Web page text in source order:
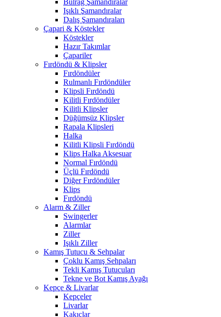
Bulrag Şamandıralar
Işıklı Şamandıralar
Dalış Şamandıraları
Çapari & Köstekler
Köstekler
Hazır Takımlar
Çapariler
Fırdöndü & Klipsler
Fırdöndüler
Rulmanlı Fırdöndüler
Klipsli Fırdöndü
Kilitli Fırdöndüler
Kilitli Klipsler
Düğümsüz Klipsler
Rapala Klipsleri
Halka
Kilitli Klipsli Fırdöndü
Klips Halka Aksesuar
Normal Fırdöndü
Üçlü Fırdöndü
Diğer Fırdöndüler
Klips
Fırdöndü
Alarm & Ziller
Swingerler
Alarmlar
Ziller
Işıklı Ziller
Kamış Tutucu & Sehpalar
Çoklu Kamış Sehpaları
Tekli Kamış Tutucuları
Tekne ve Bot Kamış Ayağı
Kepçe & Livarlar
Kepçeler
Livarlar
Kakıçlar